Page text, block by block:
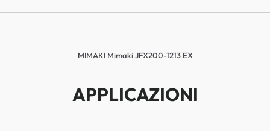
MIMAKI Mimaki JFX200-1213 EX
APPLICAZIONI